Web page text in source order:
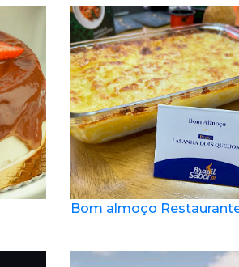
Bom almoço